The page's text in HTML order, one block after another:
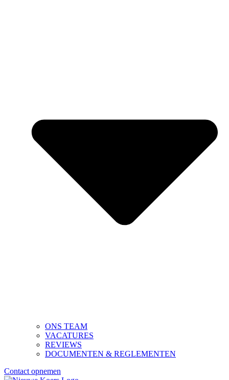
ONS TEAM
VACATURES
REVIEWS
DOCUMENTEN & REGLEMENTEN
Contact opnemen